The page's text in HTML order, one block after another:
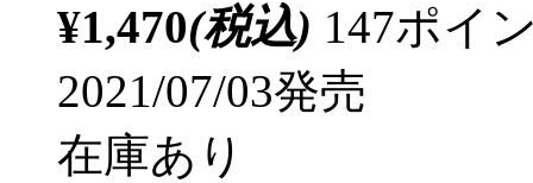
¥1,470(税込) 147ポイ
2021/07/03発売
在庫あり